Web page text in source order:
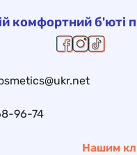
комфортний б'юті
96-74
Нашим